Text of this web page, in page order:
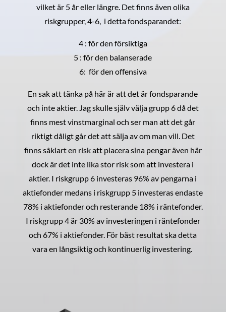
vilket är 5 år eller längre. Det finns även olika
riskgrupper, 4-6, i detta fondsparandet:
4 : för den försiktiga
5 : för den balanserade
6: för den offensiva
En sak att tänka på här är att det är fondsparande
och inte aktier. Jag skulle själv välja grupp 6 då det
finns mest vinstmarginal och ser man att det går
riktigt dåligt går det att sälja av om man vill. Det
finns såklart en risk att placera sina pengar även här
dock är det inte lika stor risk som att investera i
aktier. I riskgrupp 6 investeras 96% av pengarna i
aktiefonder medans i riskgrupp 5 investeras endaste
78% i aktiefonder och resterande 18% i räntefonder.
I riskgrupp 4 är 30% av investeringen i räntefonder
och 67% i aktiefonder. För bäst resultat ska detta
vara en långsiktig och kontinuerlig investering.